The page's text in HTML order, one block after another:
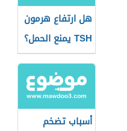
هل ارتفاع هرمون
TSH يمنع الحمل؟
أسباب تضخم